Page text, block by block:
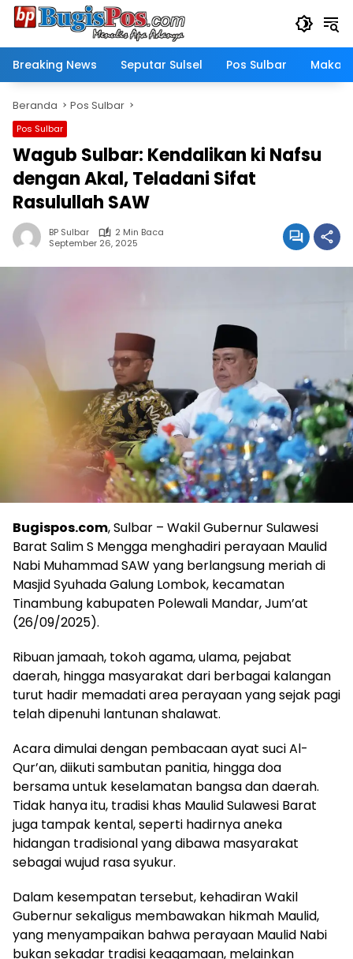
Langsung
Breaking News
Seputar Sulsel Pos Sulbar
Beranda Pos Sulbar
Pos Sulbar
Wagub Sulbar: Kendalikan ki Nafsu
dengan Akal, Teladani Sifat
Rasulullah SAW
BP Sulbar
2 Min Baca
September 26, 2025
Bugispos.com, Sulbar – Wakil Gubernur Sulawesi
Barat Salim S Mengga menghadiri perayaan Maulid
Nabi Muhammad SAW yang berlangsung meriah di
Masjid Syuhada Galung Lombok, kecamatan
Tinambung kabupaten Polewali Mandar, Jum’at
(26/09/2025).
Ribuan jamaah, tokoh agama, ulama, pejabat
daerah, hingga masyarakat dari berbagai kalangan
turut hadir memadati area perayaan yang sejak pagi
telah dipenuhi lantunan shalawat.
Acara dimulai dengan pembacaan ayat suci Al-
Qur’an, diikuti sambutan panitia, hingga doa
bersama untuk keselamatan bangsa dan daerah.
Tidak hanya itu, tradisi khas Maulid Sulawesi Barat
juga tampak kental, seperti hadirnya aneka
hidangan tradisional yang dibawa masyarakat
sebagai wujud rasa syukur.
Dalam kesempatan tersebut, kehadiran Wakil
Gubernur sekaligus membawakan hikmah Maulid,
yang menyampaikan bahwa perayaan Maulid Nabi
bukan sekadar tradisi keagamaan, melainkan